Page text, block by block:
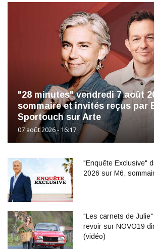
"28 minutes" vendredi 7 août
sommaire et invités reçus par
Sportouch sur Arte
07 août 2026 - 16:17
"Enquête Exclusive"
2026 sur M6,
"Les carnets de
revoir sur NOVO19
(vidéo)